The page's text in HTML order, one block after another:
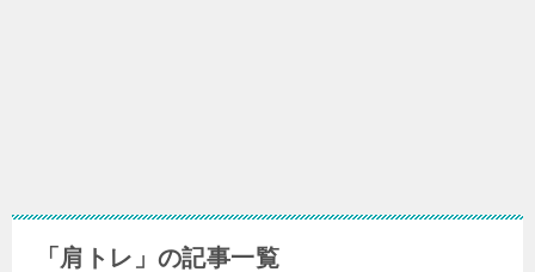
「肩トレ」の記事一覧